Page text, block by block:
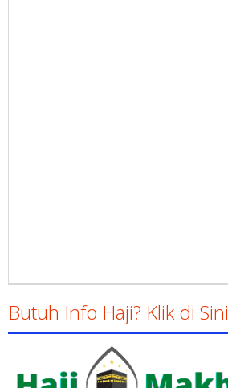
Butuh Info Haji? Klik di Sini